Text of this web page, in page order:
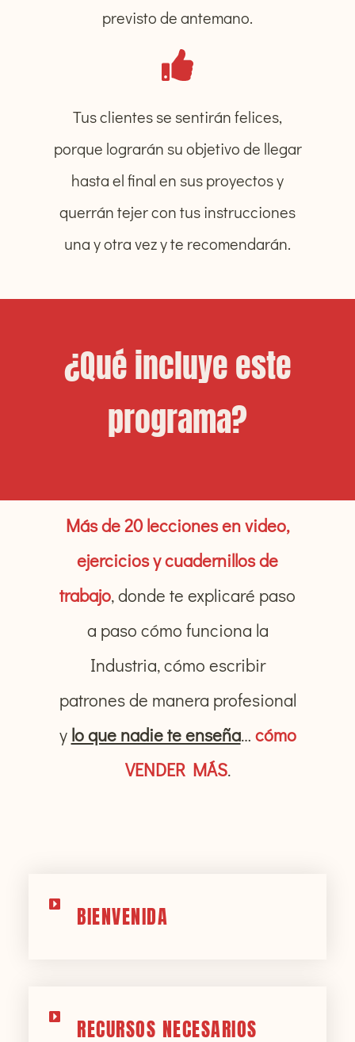
previsto de antemano.
Tus clientes se sentirán felices,
porque lograrán su objetivo de llegar
hasta el final en sus proyectos y
querrán tejer con tus instrucciones
una y otra vez y te recomendarán.
¿Qué incluye este
programa?
Más de 20 lecciones en video,
ejercicios ycuadernillos de
trabajo, donde te explicaré paso
a paso cómo funciona la
Industria, cómo escribir
patrones de manera profesional
y lo que nadie te enseña… cómo
VENDER MÁS.
BIENVENIDA
RECURSOS NECESARIOS